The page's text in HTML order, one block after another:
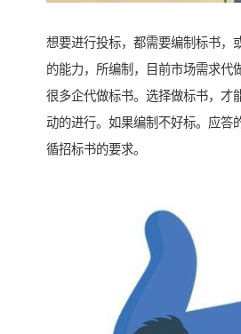
想要进行投标，都需要编制标书，
的能力，所编制，目前市场需求代
很多企代做标书。选择做标书，才
动的进行。如果编制不好标。应答
循招标书的要求。